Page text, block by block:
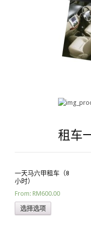
租车
一天马六甲租车（8
小时）
From: RM600.00
选择选项